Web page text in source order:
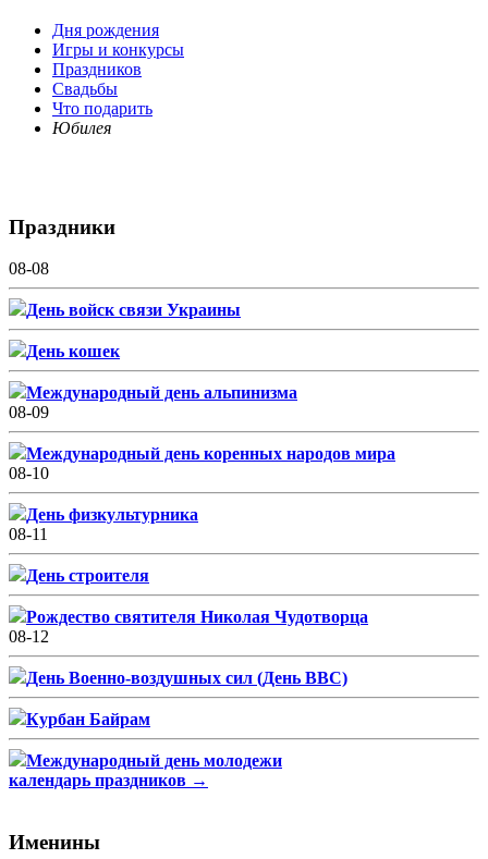
Дня рождения
Игры и конкурсы
Праздников
Свадьбы
Что подарить
Юбилея
Праздники
08-08
День войск связи Украины
День кошек
Международный день альпинизма
08-09
Международный день коренных народов мира
08-10
День физкультурника
08-11
День строителя
Рождество святителя Николая Чудотворца
08-12
День Военно-воздушных сил (День ВВС)
Курбан Байрам
Международный день молодежи
календарь праздников →
Именины